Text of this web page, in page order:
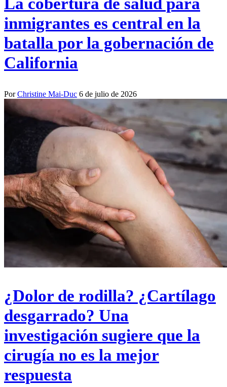
La cobertura de salud para
inmigrantes es central en la
batalla por la gobernación de
California
PorChristine Mai-Duc 6 de julio de 2026
¿Dolor de rodilla? ¿Cartílago
desgarrado? Una
investigación sugiere que la
cirugía no es la mejor
respuesta